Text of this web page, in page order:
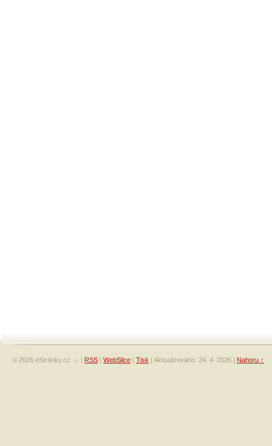
© 2026 eStránky.cz | RSS | WebSlice | Tisk | Aktualizováno: 24. 4. 2026 | Nahoru ↑